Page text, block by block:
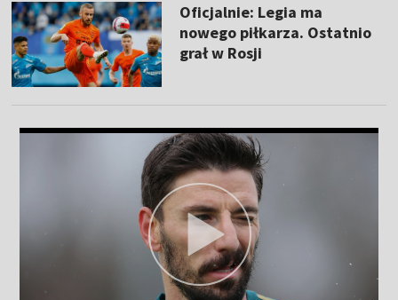
Oficjalnie: Legia ma
nowego piłkarza. Ostatnio
grał w Rosji